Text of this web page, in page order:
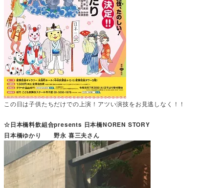
この日は子供たちだけでの上演！アツい演技をお見逃しなく！！
☆日本橋料飲組合presents 日本橋NOREN STORY
日本橋ゆかり 野永 喜三夫さん